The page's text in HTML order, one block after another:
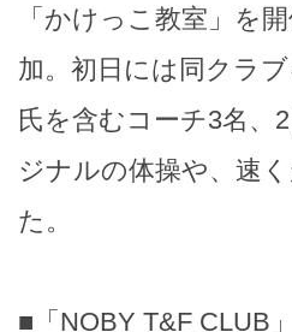
「かけっこ教室」を
加。初日には同クラ
氏を含むコーチ3名、
ジナルの体操や、速
た。
■「NOBY T&F CLUB